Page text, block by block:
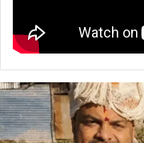
सचिवालय
के
कार्मिक
पर